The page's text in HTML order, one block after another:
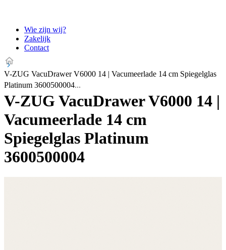
Wie zijn wij?
Zakelijk
Contact
V-ZUG VacuDrawer V6000 14 | Vacumeerlade 14 cm Spiegelglas
Platinum 3600500004
V-ZUG VacuDrawer V6000 14 |
Vacumeerlade 14 cm
Spiegelglas Platinum
3600500004